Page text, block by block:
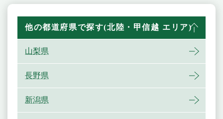
他の都道府県で探す(北陸・甲信越 エリア)
山梨県
長野県
新潟県